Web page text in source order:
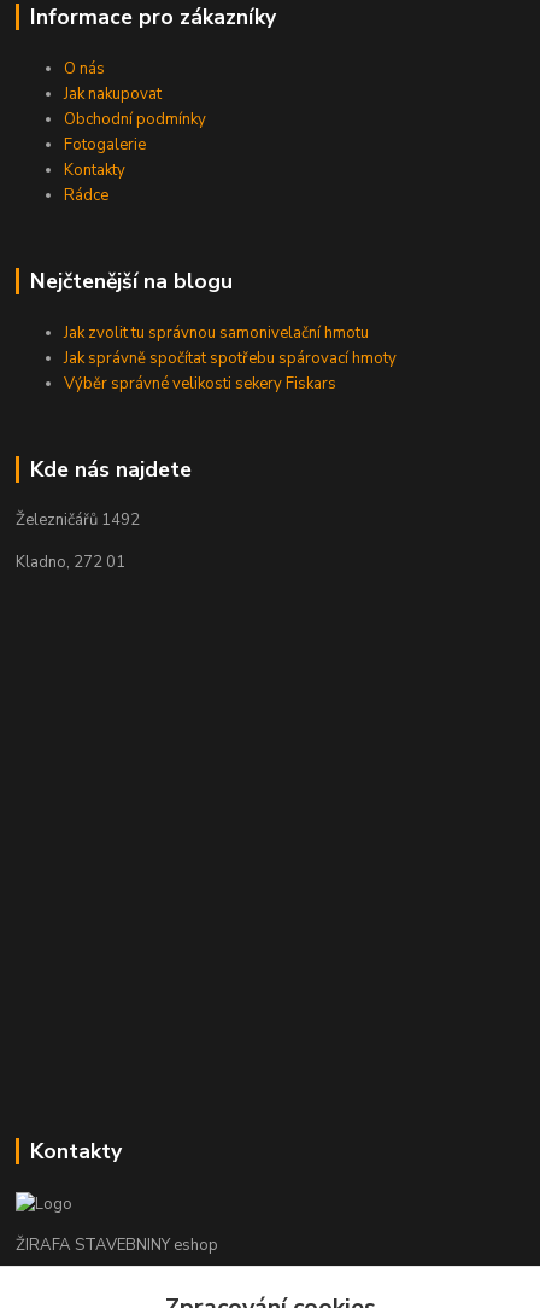
Informace pro zákazníky
O nás
Jak nakupovat
Obchodní podmínky
Fotogalerie
Kontakty
Rádce
Nejčtenější na blogu
Jak zvolit tu správnou samonivelační hmotu
Jak správně spočítat spotřebu spárovací hmoty
Výběr správné velikosti sekery Fiskars
Kde nás najdete
Železničářů 1492
Kladno, 272 01
Kontakty
ŽIRAFA STAVEBNINY eshop